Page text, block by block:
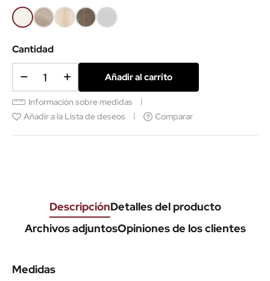
BlancoOlmo
claro
AcaciaNebraska
Gris
claro
Cantidad
Añadir al carrito
Información sobre medidas
Añadir a la Lista de deseos
Comparar
DescripciónDetalles del producto
Archivos adjuntosOpiniones de los clientes
Medidas